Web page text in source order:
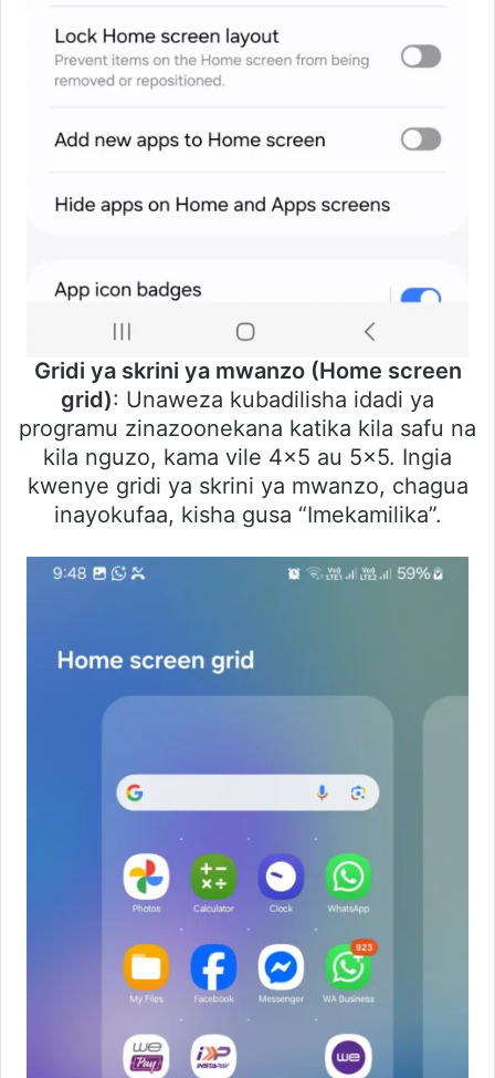
Gridi ya skrini ya mwanzo (Home screen
grid): Unaweza kubadilisha idadi ya
programu zinazoonekana katika kila safu na
kila nguzo, kama vile 4×5 au 5×5. Ingia
kwenye gridi ya skrini ya mwanzo, chagua
inayokufaa, kisha gusa “Imekamilika”.